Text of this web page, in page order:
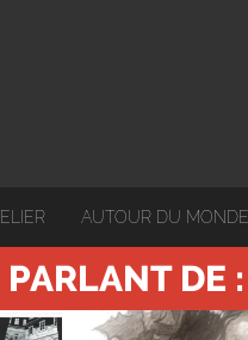
AUTOUR DU MONDE
DE